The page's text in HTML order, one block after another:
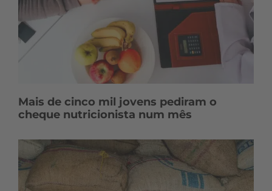
Mais de cinco mil jovens pediram o
cheque nutricionista num mês